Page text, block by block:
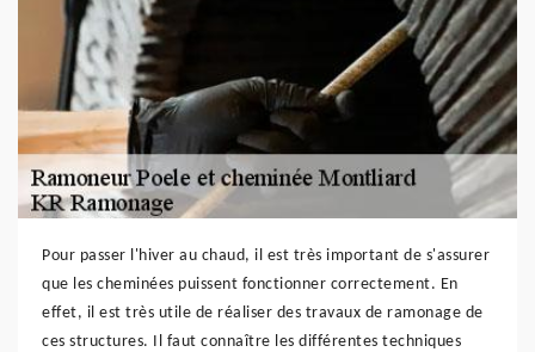
Pour passer l'hiver au chaud, il est très important de s'assurer
que les cheminées puissent fonctionner correctement. En
effet, il est très utile de réaliser des travaux de ramonage de
ces structures. Il faut connaître les différentes techniques